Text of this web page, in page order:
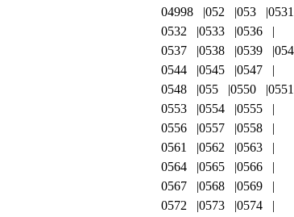
04998
052 053
0531
0532
0533
0536
0537
0538 0539
054
0544
0545
0547
0548
055 0550
0551
0553
0554
0555
0556
0557
0558
0561
0562
0563
0564
0565
0566
0567
0568
0569
0572
0573
0574